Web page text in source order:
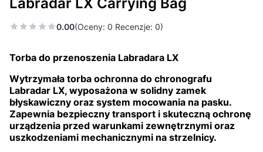
0.00(Oceny: 0 Recenzje: 0)
Torba do przenoszenia Labradara LX
Wytrzymała torba ochronna do chronografu
Labradar LX, wyposażona w solidny zamek
błyskawiczny oraz system mocowania na pasku.
Zapewnia bezpieczny transport i skuteczną ochronę
urządzenia przed warunkami zewnętrznymi oraz
uszkodzeniami mechanicznymi na strzelnicy.